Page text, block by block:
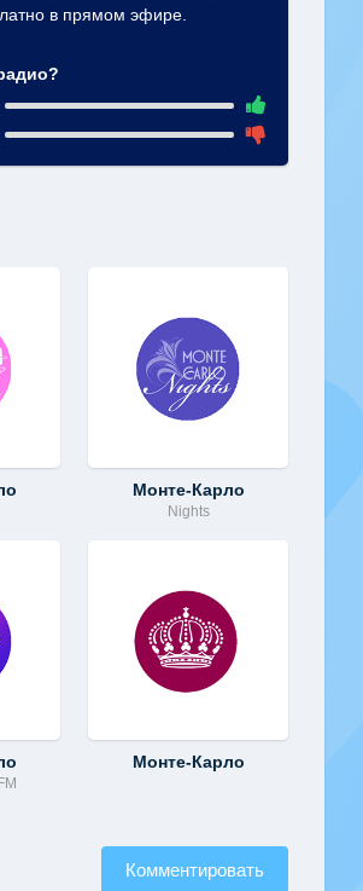
в прямом эфире.
Монте-Карло
Nights
Монте-Карло
Комментировать